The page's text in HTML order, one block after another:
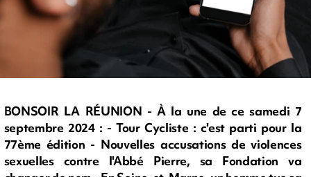
BONSOIR LA RÉUNION - À la une de ce samedi 7
septembre 2024 : - Tour Cycliste : c'est parti pour la
77ème édition - Nouvelles accusations de violences
sexuelles contre l'Abbé Pierre, sa Fondation va